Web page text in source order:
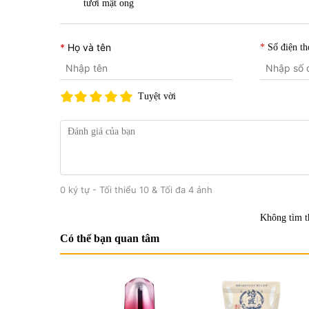
tươi mật ong
Họ và tên Số điện
Tuyệt vời
0 ký tự - Tối thiểu 10 & Tối đa 4 ảnh
Không tìm
Có thể bạn quan tâm